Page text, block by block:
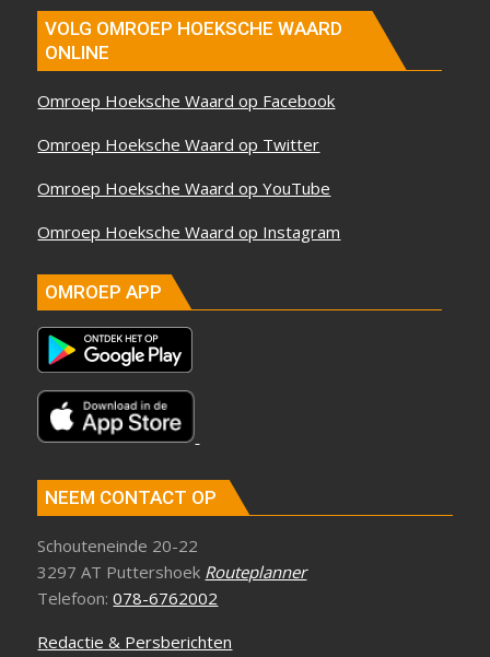
VOLG OMROEP HOEKSCHE WAARD
ONLINE
Omroep Hoeksche Waard op Facebook
Omroep Hoeksche Waard op Twitter
Omroep Hoeksche Waard op YouTube
Omroep Hoeksche Waard op Instagram
OMROEP APP
NEEM CONTACT OP
Schouteneinde 20-22
3297 AT Puttershoek Routeplanner
Telefoon:078-6762002
Redactie & Persberichten